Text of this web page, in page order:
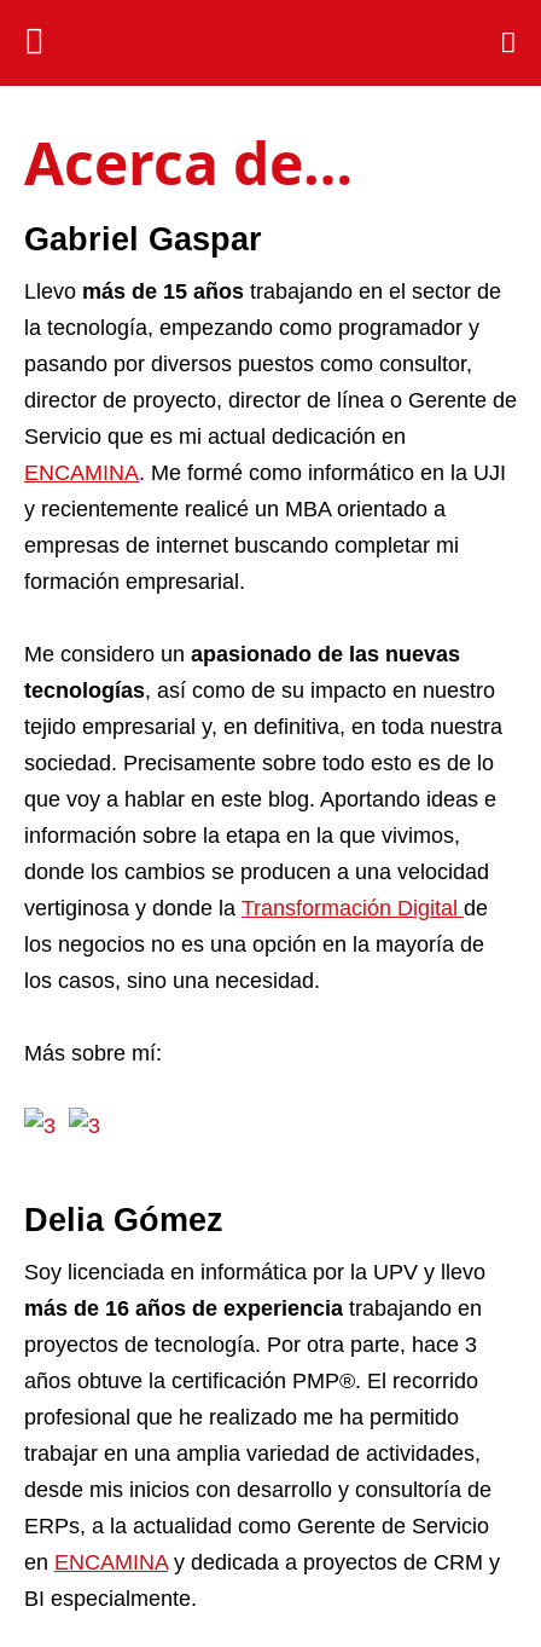
Acerca de…
Gabriel Gaspar
Llevo más de 15 años trabajando en el sector de
la tecnología, empezando como programador y
pasando por diversos puestos como consultor,
director de proyecto, director de línea o Gerente de
Servicio que es mi actual dedicación en
ENCAMINA. Me formé como informático en la UJI
y recientemente realicé un MBA orientado a
empresas de internet buscando completar mi
formación empresarial.
Me considero un apasionado de las nuevas
tecnologías, así como de su impacto en nuestro
tejido empresarial y, en definitiva, en toda nuestra
sociedad. Precisamente sobre todo esto es de lo
que voy a hablar en este blog. Aportando ideas e
información sobre la etapa en la que vivimos,
donde los cambios se producen a una velocidad
vertiginosa y donde la Transformación Digital de
los negocios no es una opción en la mayoría de
los casos, sino una necesidad.
Más sobre mí:
Delia Gómez
Soy licenciada en informática por la UPV y llevo
más de 16 años de experiencia trabajando en
proyectos de tecnología. Por otra parte, hace 3
años obtuve la certificación PMP®. El recorrido
profesional que he realizado me ha permitido
trabajar en una amplia variedad de actividades,
desde mis inicios con desarrollo y consultoría de
ERPs, a la actualidad como Gerente de Servicio
en ENCAMINAy dedicada a proyectos de CRM y
BI especialmente.